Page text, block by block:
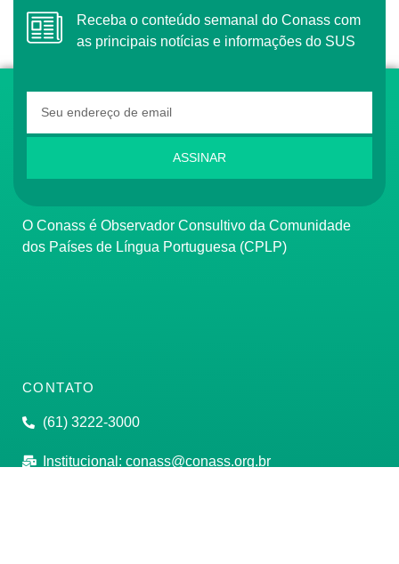
Receba o conteúdo semanal do Conass com
as principais notícias e informações do SUS
ASSINAR
O Conass é Observador Consultivo da Comunidade
dos Países de Língua Portuguesa (CPLP)
CONTATO
(61) 3222-3000
Institucional: conass@conass.org.br